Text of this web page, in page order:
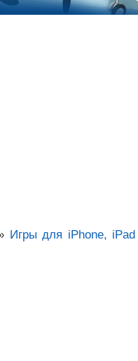
Игры для iPhone, iPad